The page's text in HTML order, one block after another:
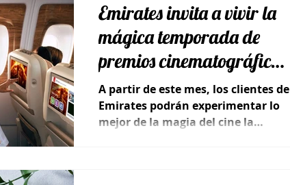
Emirates invita a vivir la
mágica temporada de
premios cinematográficos
a bordo
A partir de este mes, los clientes de
Emirates podrán experimentar lo
mejor de la magia del cine la